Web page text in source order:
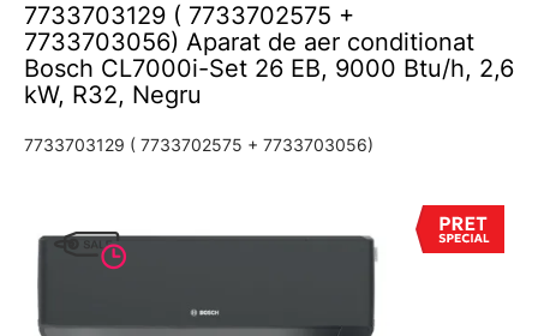
7733703129 ( 7733702575 +
7733703056) Aparat de aer conditionat
Bosch CL7000i-Set 26 EB, 9000 Btu/h, 2,6
kW, R32, Negru
7733703129 ( 7733702575 + 7733703056)